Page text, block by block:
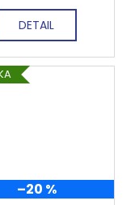
DETAIL
–20 %